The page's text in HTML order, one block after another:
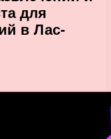
для
в Лас-